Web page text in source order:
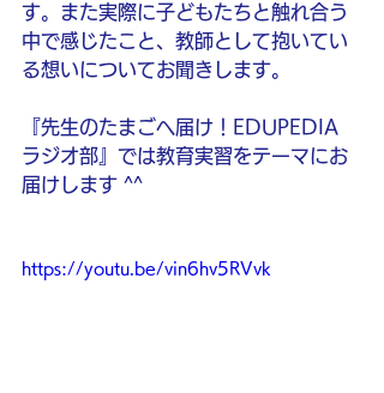
す。また実際に子どもたちと触れ合う
中で感じたこと、教師として抱いてい
る想いについてお聞きします。
『先生のたまごへ届け！EDUPEDIA
ラジオ部』では教育実習をテーマにお
届けします ^^
https://youtu.be/vin6hv5RVvk